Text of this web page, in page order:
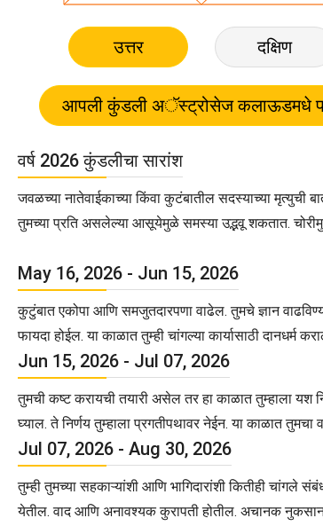
उत्तर दक्षिण
वर्ष 2026 कुंडलीचा सारांश
जवळच्या नातेवाईकाच्या किंवा कुटंबातील सदस्याच्या मृत्युची
तुमच्या प्रति असलेल्या आसूयेमुळे समस्या उद्भवू शकतात.
May 16, 2026 - Jun 15, 2026
कुटुंबात एकोपा आणि समजुतदारपणा वाढेल. तुमचे ज्ञान
फायदा होईल. या काळात तुम्ही चांगल्या कार्यासाठी
Jun 15, 2026 - Jul 07, 2026
तुमची कष्ट करायची तयारी असेल तर हा काळात तुम्हाला यश
घ्याल. ते निर्णय तुम्हाला प्रगतीपथावर नेईन. या काळात
Jul 07, 2026 - Aug 30, 2026
तुम्ही तुमच्या सहकाऱ्यांशी आणि भागिदारांशी कितीही
येतील. वाद आणि अनावश्यक कुरापती होतील. अचानक नुकसान